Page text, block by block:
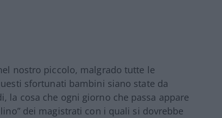
nostro piccolo, malgrado tutte le
sfortunati bambini siano state da
la cosa che ogni giorno che passa appare
dei magistrati con i quali si dovrebbe